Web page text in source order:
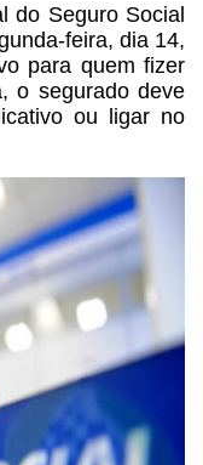
do Seguro Social
feira, dia 14,
para quem fizer
o segurado deve
ou ligar no